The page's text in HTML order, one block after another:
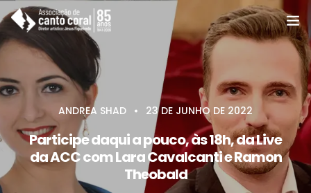
A ACC
Coros e Grupos
Cursos
Notícias e eventos
ANDREA SHAD 23 DE JUNHO DE 2022
Participe daqui a pouco, às 18h, da Live
da ACC com Lara Cavalcanti e Ramon
Theobald